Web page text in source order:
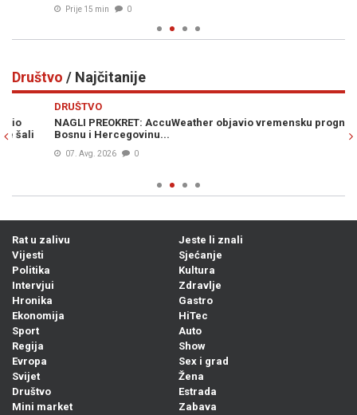
Prije 15 min 0
Društvo / Najčitanije
DRUŠTVO
NAGLI PREOKRET: AccuWeather objavio vremensku prognozu za
Bosnu i Hercegovinu...
07. Avg. 2026 0
Rat u zalivu
Vijesti
Politika
Intervjui
Hronika
Ekonomija
Sport
Regija
Evropa
Svijet
Društvo
Mini market
Jeste li znali
Sjećanje
Kultura
Zdravlje
Gastro
HiTec
Auto
Show
Sex i grad
Žena
Estrada
Zabava